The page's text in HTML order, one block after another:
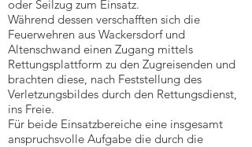
oder Seilzug zum Einsatz.
Während dessen verschafften sich die
Feuerwehren aus Wackersdorf und
Altenschwand einen Zugang mittels
Rettungsplattform zu den Zugreisenden und
brachten diese, nach Feststellung des
Verletzungsbildes durch den Rettungsdienst,
ins Freie.
Für beide Einsatzbereiche eine insgesamt
anspruchsvolle Aufgabe die durch die